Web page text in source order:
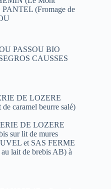
(Fromage de
PASSOU BIO
CAUSSES
DE LOZERE
caramel beurre salé)
DE LOZERE
sur lit de mures
et SAS FERME
lait de brebis AB) à